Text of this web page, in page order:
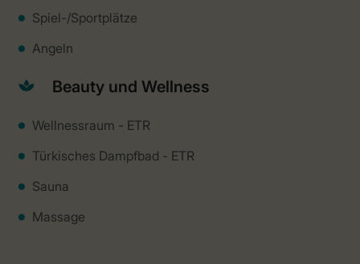
Spiel-/Sportplätze
Angeln
Beauty und Wellness
Wellnessraum - ETR
Türkisches Dampfbad - ETR
Sauna
Massage